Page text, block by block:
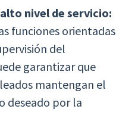
nivel de servicio:
funciones orientadas
del
garantizar que
mantengan el
deseado por la